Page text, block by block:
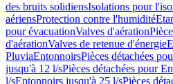
des bruits solidiensIsolations pour
aériensProtection contre l'humidité
pour évacuationValves d'aération
d'aérationValves de retenue d'énergie
PluviaEntonnoirsPièces détachées
jusqu'à 12 l/sPièces détachées pour
l/sEntonnoirs jusqu'à 25 l/sPièces